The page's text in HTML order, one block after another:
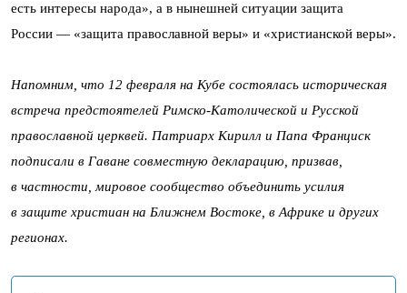
есть интересы народа», а в нынешней ситуации защита
России — «защита православной веры» и «христианской веры».
Напомним, что 12 февраля на Кубе состоялась историческая
встреча предстоятелей Римско-Католической и Русской
православной церквей. Патриарх Кирилл и Папа Франциск
подписали в Гаване совместную декларацию, призвав,
в частности, мировое сообщество объединить усилия
в защите христиан на Ближнем Востоке, в Африке и других
регионах.